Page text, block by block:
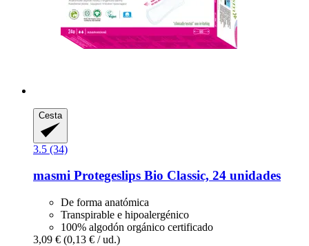
Cesta
3.5 (34)
masmi Protegeslips Bio Classic, 24 unidades
De forma anatómica
Transpirable e hipoalergénico
100% algodón orgánico certificado
3,09 € (0,13 € / ud.)